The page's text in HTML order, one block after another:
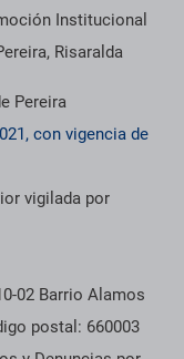
Institucional
Risaralda
Pereira
con vigencia de
vigilada por
02 Barrio Alamos
postal: 660003